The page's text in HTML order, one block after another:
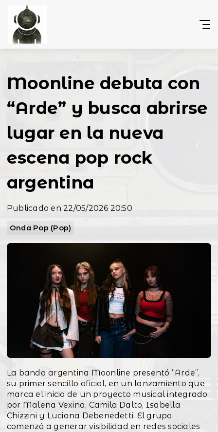
Moonline debuta con
“Arde” y busca abrirse
lugar en la nueva
escena pop rock
argentina
Publicado en 22/05/2026 20:50
Onda Pop (Pop)
La banda argentina Moonline presentó “Arde”,
su primer sencillo oficial, en un lanzamiento que
marca el inicio de un proyecto musical integrado
por Malena Vexina, Camila Dalto, Isabella
Chizzini y Luciana Debenedetti. El grupo
comenzó a generar visibilidad en redes sociales